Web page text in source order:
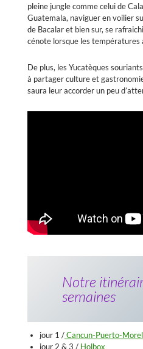
pleine jungle comme celui de
Guatemala, naviguer en voilier
de Bacalar et bien sur, se
cénote lorsque les températures
De plus, les Yucatèques
à partager culture et
saura leur accorder un peu
Notre
semaines
jour 1 /Cancun-Puerto-
jour 2 & 3 / Holbox